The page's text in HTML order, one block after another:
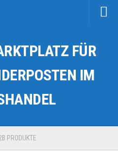
FÜR
IM
PRODUKTE